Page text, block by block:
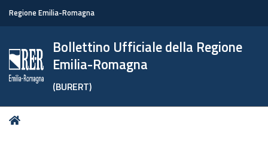
Regione Emilia-Romagna
Bollettino Ufficiale della Regione
Emilia-Romagna
(BURERT)
Tu